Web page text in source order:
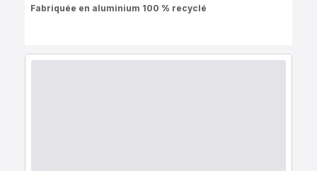
Fabriquée en aluminium 100 % recyclé